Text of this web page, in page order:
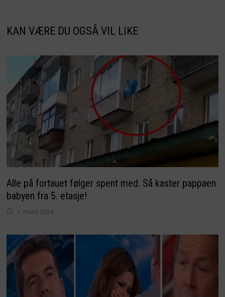
KAN VÆRE DU OGSÅ VIL LIKE
Alle på fortauet følger spent med. Så kaster pappaen
babyen fra 5. etasje!
7. mars 2018